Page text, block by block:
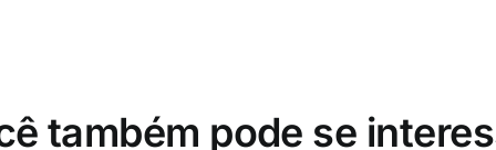
também pode se